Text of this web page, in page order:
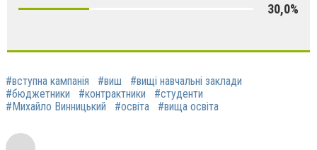
30,0%
#вступна кампанія #виш
#вищі навчальні заклади
#бюджетники
#контрактники
#студенти
#Михайло Винницький
#освіта #вища освіта